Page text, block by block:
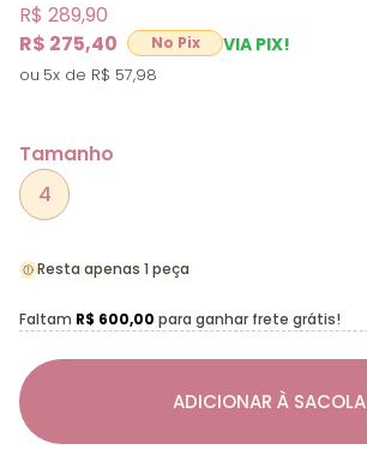
R$ 275,40 VIA PIX!
R$ 289,90
5x R$ 57,98
Tamanho
4
ADICIONAR À SACOLA
Resta apenas 1 peça
Faltam R$ 600,00 para ganhar frete grátis!